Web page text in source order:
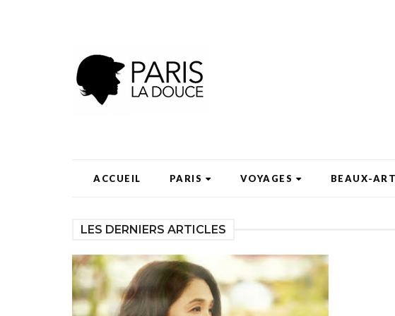
ACCUEIL PARIS VOYAGES BEAUX-
LES DERNIERS ARTICLES